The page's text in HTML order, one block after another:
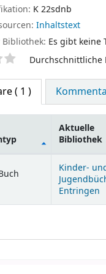
K 22sdnb
Inhaltstext
Bibliothek: Es gibt keine
Durchschnittliche
( 1 )
Aktuelle
Bibliothek
Kinder-
Entringen